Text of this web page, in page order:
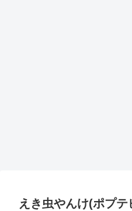
えき虫やんけ(ポプ